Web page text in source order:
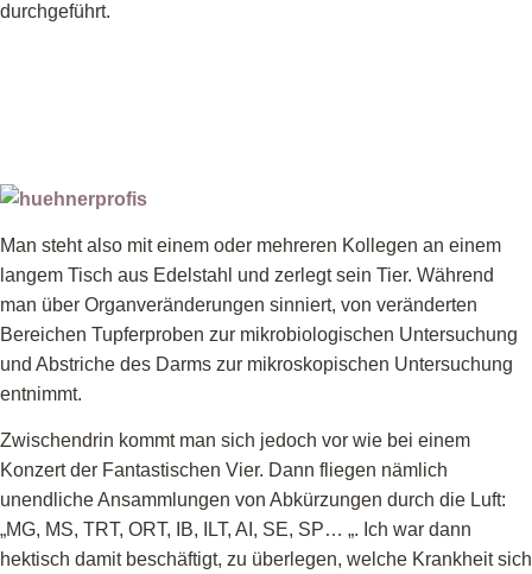
durchgeführt.
Man steht also mit einem oder mehreren Kollegen an einem
langem Tisch aus Edelstahl und zerlegt sein Tier. Während
man über Organveränderungen sinniert, von veränderten
Bereichen Tupferproben zur mikrobiologischen Untersuchung
und Abstriche des Darms zur mikroskopischen Untersuchung
entnimmt.
Zwischendrin kommt man sich jedoch vor wie bei einem
Konzert der Fantastischen Vier. Dann fliegen nämlich
unendliche Ansammlungen von Abkürzungen durch die Luft:
„MG, MS, TRT, ORT, IB, ILT, AI, SE, SP… „. Ich war dann
hektisch damit beschäftigt, zu überlegen, welche Krankheit sich